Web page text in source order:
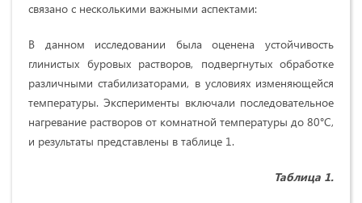
связано с несколькими важными аспектами:
В данном исследовании была оценена устойчивость
глинистых буровых растворов, подвергнутых обработке
различными стабилизаторами, в условиях изменяющейся
температуры. Эксперименты включали последовательное
нагревание растворов от комнатной температуры до 80°C,
и результаты представлены в таблице 1.
Таблица 1.